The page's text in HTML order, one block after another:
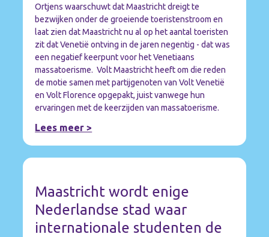
Ortjens waarschuwt dat Maastricht dreigt te
bezwijken onder de groeiende toeristenstroom en
laat zien dat Maastricht nu al op het aantal toeristen
zit dat Venetië ontving in de jaren negentig - dat was
een negatief keerpunt voor het Venetiaans
massatoerisme. Volt Maastricht heeft om die reden
de motie samen met partijgenoten van Volt Venetië
en Volt Florence opgepakt, juist vanwege hun
ervaringen met de keerzijden van massatoerisme.
Lees meer >
Maastricht wordt enige
Nederlandse stad waar
internationale studenten de